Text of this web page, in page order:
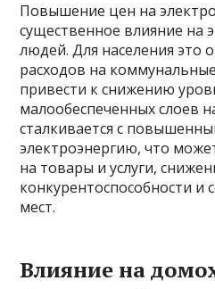
Повышение цен на
существенное влияние на
людей. Для населения это
расходов на
привести к снижению
малообеспеченных слоев
сталкивается с
электроэнергию, что
на товары и услуги,
конкурентоспособности
мест.
Влияние на